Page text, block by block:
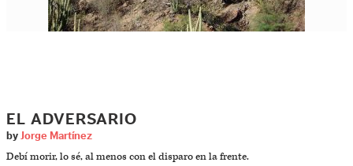
EL ADVERSARIO
by Jorge Martínez
Debí morir, lo sé, al menos con el disparo en la frente.